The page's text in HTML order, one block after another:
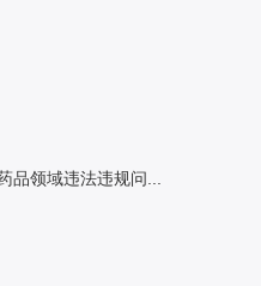
品领域违法违规问...